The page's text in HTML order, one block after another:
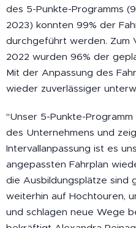
des 5-Punkte-Programms
2023) konnten 99% der
durchgeführt werden. Zum
2022 wurden 96% der
Mit der Anpassung des
wieder zuverlässiger
"Unser 5-Punkte-
des Unternehmens und
Intervallanpassung ist es
angepassten Fahrplan
die Ausbildungsplätze sind
weiterhin auf Hochtouren,
und schlagen neue Wege